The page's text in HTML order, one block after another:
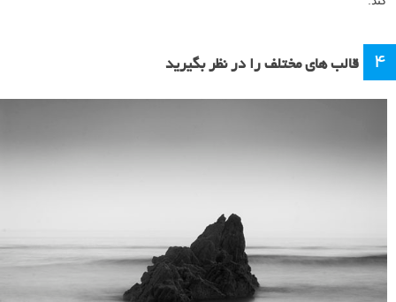
۴ قالب های مختلف را در نظر بگیرید